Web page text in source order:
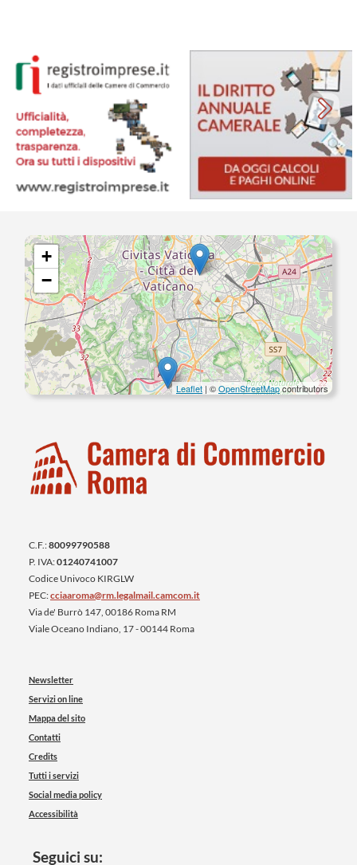
+
−
Leaflet | ©OpenStreetMapcontributors
C.F.:80099790588
P. IVA:01240741007
Codice Univoco KIRGLW
PEC:cciaaroma@rm.legalmail.camcom.it
Via de' Burrò 147, 00186 Roma RM
Viale Oceano Indiano, 17 - 00144 Roma
Newsletter
Servizi on line
Mappa del sito
Contatti
Credits
Tutti i servizi
Social media policy
Accessibilità
Seguici su: